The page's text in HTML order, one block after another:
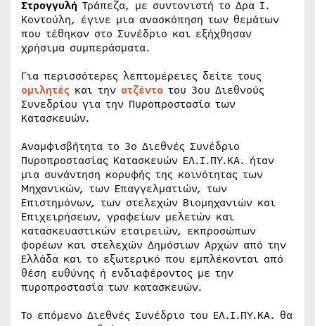
Στρογγυλή Τράπεζα, με συντονιστή το Δρα Ι.
Κοντούλη, έγινε μια ανασκόπηση των θεμάτων
που τέθηκαν στο Συνέδριο και εξήχθησαν
χρήσιμα συμπεράσματα.
Για περισσότερες λεπτομέρειες δείτε τους
ομιλητές και την ατζέντα του 3ου Διεθνούς
Συνεδρίου για την Πυροπροστασία των
Κατασκευών.
Αναμφισβήτητα το 3ο Διεθνές Συνέδριο
Πυροπροστασίας Κατασκευών ΕΛ.Ι.ΠΥ.ΚΑ. ήταν
μια συνάντηση κορυφής της κοινότητας των
Μηχανικών, των Επαγγελματιών, των
Επιστημόνων, των στελεχών Βιομηχανιών και
Επιχειρήσεων, γραφείων μελετών και
κατασκευαστικών εταιρειών, εκπροσώπων
φορέων και στελεχών Δημόσιων Αρχών από την
Ελλάδα και το εξωτερικό που εμπλέκονται από
θέση ευθύνης ή ενδιαφέροντος με την
πυροπροστασία των κατασκευών.
Το επόμενο Διεθνές Συνέδριο του ΕΛ.Ι.ΠΥ.ΚΑ. θα